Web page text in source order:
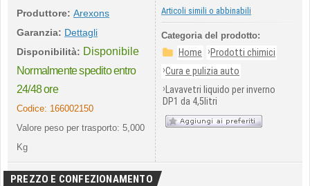
Produttore: Arexons
Garanzia: Dettagli
Disponibilità: Disponibile
Normalmente spedito entro
24/48 ore
Codice: 166002150
Valore peso per trasporto: 5,000
Kg
Articoli simili o abbinabili
Categoria del prodotto:
Home ›Prodotti chimici
›Cura e pulizia auto
›Lavavetri liquido per inverno
DP1 da 4,5litri
PREZZO E CONFEZIONAMENTO